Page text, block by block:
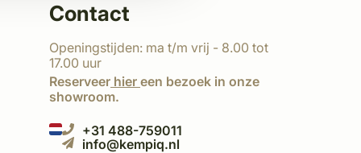
Contact
Openingstijden: ma t/m vrij - 8.00 tot
17.00 uur
Reserveer hier een bezoek in onze
showroom.
+31 488-759011
info@kempiq.nl